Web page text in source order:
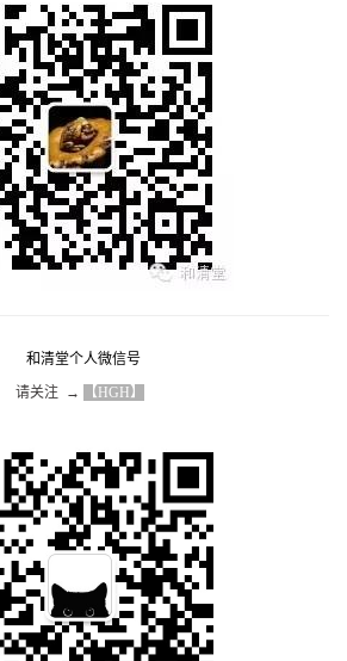
和清堂个人微信号
请关注  → 【HGH】